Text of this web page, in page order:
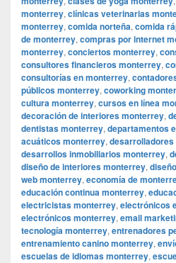
monterrey, clínicas veterinarias
monterrey, comida norteña, comida
de monterrey, compras por internet
monterrey, conciertos monterrey,
consultores financieros monterrey,
consultorías en monterrey,
públicos monterrey, coworking
cultura monterrey, cursos en línea
decoración de interiores monterrey,
dentistas monterrey, departamentos
acuáticos monterrey,
desarrollos inmobiliarios monterrey,
diseño de interiores monterrey,
web monterrey, economía de
educación continua monterrey,
electricistas monterrey, electrónicos
electrónicos monterrey, email
tecnología monterrey, entrenadores
entrenamiento canino monterrey,
escuelas de idiomas monterrey,